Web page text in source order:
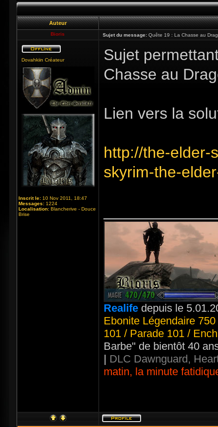
Auteur
Bioris Sujet du message: Quête 19 : La Chasse au
Dovahkiin Créateur
Inscrit le: 10 Nov 2011, 18:47
Messages: 1224
Localisation: Blancherive - Douce
Brise
Sujet
Chasse au
Lien vers la
http://the-elder-
skyrim-the-
Realife depuis le
Ebonite Légendaire
101 / Parade 101 /
Barbe" de bientôt 40
| DLC Dawnguard,
matin, la minute